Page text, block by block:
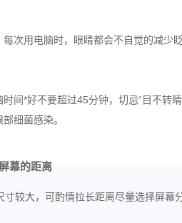
次用电脑时，眼睛都会不自觉的减少
间*好不要超过45分钟，切忌“目不转睛”
细菌感染。
幕的距离
寸较大，可酌情拉长距离尽量选择屏幕